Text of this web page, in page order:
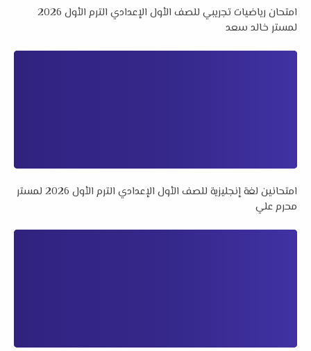
امتحان رياضيات تجريبي للصف الأول الإعدادي الترم الأول 2026
لمستر خالد سعد
امتحانين لغة إنجليزية للصف الأول الإعدادي الترم الأول 2026 لمستر
محرم علي